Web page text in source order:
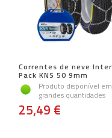
Correntes de neve Inter
Pack KNS 50 9mm
Produto disponível em
grandes quantidades
25,49 €